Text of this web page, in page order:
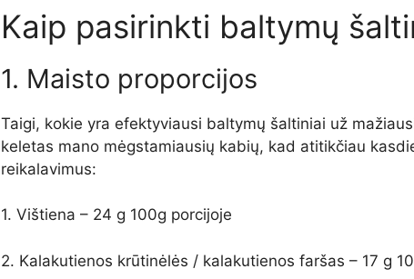
Kaip pasirinkti baltymų
1. Maisto proporcijos
Taigi, kokie yra efektyviausi baltymų šaltiniai už
keletas mano mėgstamiausių kabių, kad atitikčiau
reikalavimus:
1. Vištiena – 24 g 100g porcijoje
2. Kalakutienos krūtinėlės / kalakutienos faršas – 17 g